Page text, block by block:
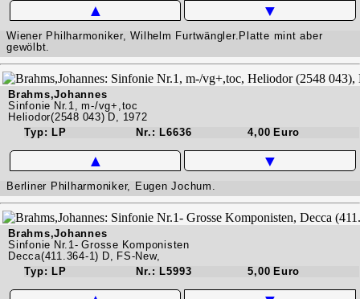
▲ ▼
Wiener Philharmoniker, Wilhelm Furtwängler.Platte mint aber
gewölbt.
Brahms,Johannes
Sinfonie Nr.1, m-/vg+,toc
Heliodor(2548 043) D, 1972
Typ: LP
Nr.: L6636 4,00 Euro
▲ ▼
Berliner Philharmoniker, Eugen Jochum.
Brahms,Johannes
Sinfonie Nr.1- Grosse Komponisten
Decca(411.364-1) D, FS-New,
Typ: LP
Nr.: L5993 5,00 Euro